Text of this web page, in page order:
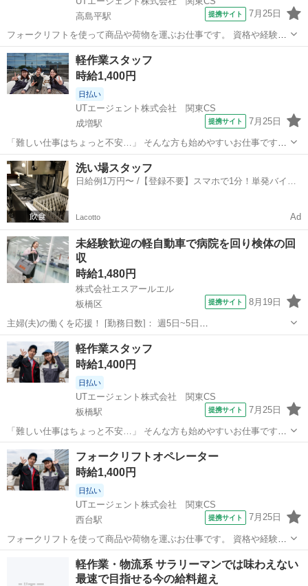
高島平駅
提携サイト 7月25日
フォークリフトを使って商品や荷物を運ぶお仕事です。 資格や経験を
活かせる案件はもちろん、経験が浅い方やブランクがある方向けのお
仕事も多数ご用意しています。 ほかにもこんなお仕事をご紹介！ ・製
造 ・軽作業 ・ピッキング ...
東京 板橋区 高島平駅 ドライバー
軽作業スタッフ
時給1,400円
日払い
UTエージェント株式会社 関東CS
成増駅
提携サイト 7月25日
「難しい仕事はちょっと不安…」 そんな方も始めやすいお仕事です！
商品の仕分けや梱包、シール貼りなど、覚えやすいシンプル作業が中
心。モクモクと作業するのが好きな方にもおすすめです。 ほかにもこ
んなお仕事をご紹介！ ・製造...
東京 板橋区 成増駅
洗い場スタッフ
日給例1万円〜 /【登録不要】スマホで1分！単発バイト
Lacotto Ad
未経験歓迎の軽自動車で病院を回り検体の回
収
時給1,480円
株式会社エスアールエル
板橋区
提携サイト 8月19日
主婦(夫)の働くを応援！ [勤務日数]： 週5日~5日
11:00~19:30/10:00~18:30 月/火/水/木/金/土 などから選べます [勤務
地・最寄駅]： 東京都板橋区蓮根3-17-1 TF西台ビル 株式会社...
東京 板橋区 配送
軽作業スタッフ
時給1,400円
日払い
UTエージェント株式会社 関東CS
板橋駅
提携サイト 7月25日
「難しい仕事はちょっと不安…」 そんな方も始めやすいお仕事です！
商品の仕分けや梱包、シール貼りなど、覚えやすいシンプル作業が中
心。モクモクと作業するのが好きな方にもおすすめです。 ほかにもこ
んなお仕事をご紹介！ ・製造...
東京 板橋区 板橋駅 倉庫
フォークリフトオペレーター
時給1,400円
日払い
UTエージェント株式会社 関東CS
西台駅
提携サイト 7月25日
フォークリフトを使って商品や荷物を運ぶお仕事です。 資格や経験を
活かせる案件はもちろん、経験が浅い方やブランクがある方向けのお
仕事も多数ご用意しています。 ほかにもこんなお仕事をご紹介！ ・製
造 ・軽作業 ・ピッキング ...
板橋区 西台駅 ドライバー
軽作業・物流系 サラリーマンでは味わえない
最速で目指せる今の給料超え